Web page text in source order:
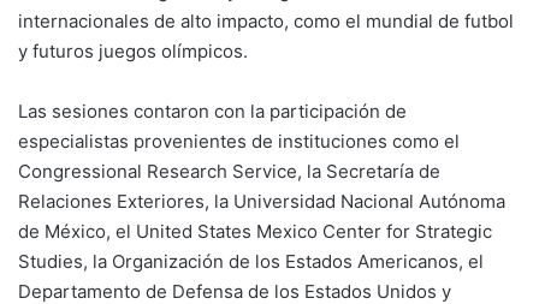
internacionales de alto impacto, como el mundial de futbol
y futuros juegos olímpicos.
Las sesiones contaron con la participación de
especialistas provenientes de instituciones como el
Congressional Research Service, la Secretaría de
Relaciones Exteriores, la Universidad Nacional Autónoma
de México, el United States Mexico Center for Strategic
Studies, la Organización de los Estados Americanos, el
Departamento de Defensa de los Estados Unidos y